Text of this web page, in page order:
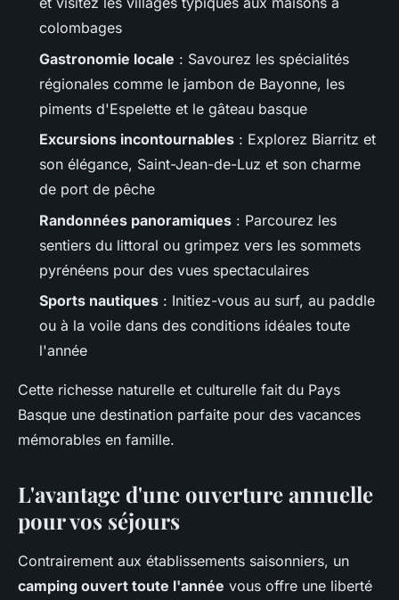
colombages
Gastronomie locale : Savourez les spécialités
régionales comme le jambon de Bayonne, les
piments d'Espelette et le gâteau basque
Excursions incontournables : Explorez Biarritz et
son élégance, Saint-Jean-de-Luz et son charme
de port de pêche
Randonnées panoramiques : Parcourez les
sentiers du littoral ou grimpez vers les sommets
pyrénéens pour des vues spectaculaires
Sports nautiques : Initiez-vous au surf, au paddle
ou à la voile dans des conditions idéales toute
l'année
Cette richesse naturelle et culturelle fait du Pays
Basque une destination parfaite pour des vacances
mémorables en famille.
L'avantage d'une ouverture annuelle
pour vos séjours
Contrairement aux établissements saisonniers, un
camping ouvert toute l'année vous offre une liberté